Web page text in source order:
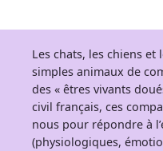
Les chats, les chiens et
simples animaux de
des « êtres vivants
civil français, ces
nous pour répondre à
(physiologiques,